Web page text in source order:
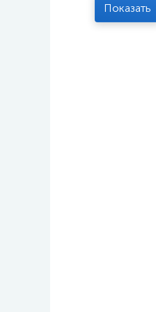
Показать